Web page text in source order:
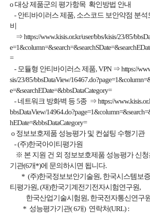
o 대상 제품군의 평가항목 확인방법 안내
- 안티바이러스 제품, 소스코드 보안약점 분석
비
⇒https://www.kisis.or.kr/user/bbs/kisis/23/85/
=
- 모듈형 안티바이러스 제품, VPN ⇒https://
sis/23/85/bbsDataView/
e=&searchEDate=&bbsDataCategory=
- 네트워크 방화벽 등 5종 ⇒https://
bbsDataView/
hEDate=&bbsDataCategory=
o 정보보호제품 성능평가 및 컨설팅 수행기관
- (주)한국아이티평가원
※ 본 지원 건 외 정보보호제품 성능평가 신청
기관(6개*)에 문의하시면 됩니다.
* (주)한국정보보안기술원, 한국시스템보증(
티평가원, (재)한국기계전기전자시험연구원,
한국산업기술시험원, 한국전자통신연구원
* 성능평가기관( 6개) 연락처(URL) :